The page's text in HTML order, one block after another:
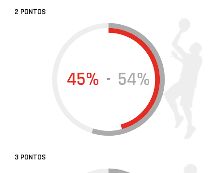
2 PONTOS
45% - 54%
3 PONTOS